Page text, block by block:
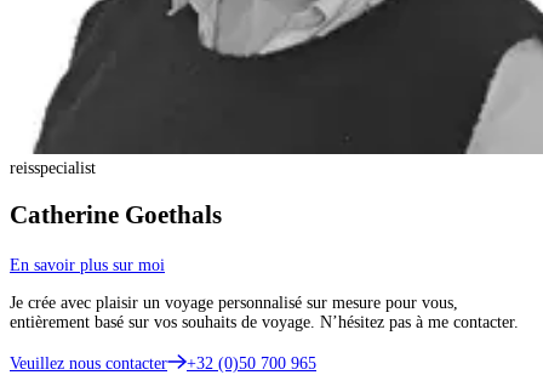
reisspecialist
Catherine Goethals
En savoir plus sur moi
Je crée avec plaisir un voyage personnalisé sur mesure pour vous,
entièrement basé sur vos souhaits de voyage. N’hésitez pas à me contacter.
Veuillez nous contacter +32 (0)50 700 965